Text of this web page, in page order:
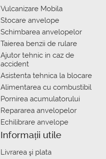
Vulcanizare Mobila
Stocare anvelope
Schimbarea anvelopelor
Taierea benzii de rulare
Ajutor tehnic in caz de
accident
Asistenta tehnica la blocare
Alimentarea cu combustibil
Pornirea acumulatorului
Repararea anvelopelor
Echilibrare anvelope
Informații utile
Livrarea şi plata